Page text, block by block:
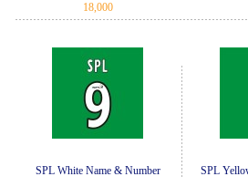
18,000
SPL White Name & Number SPL